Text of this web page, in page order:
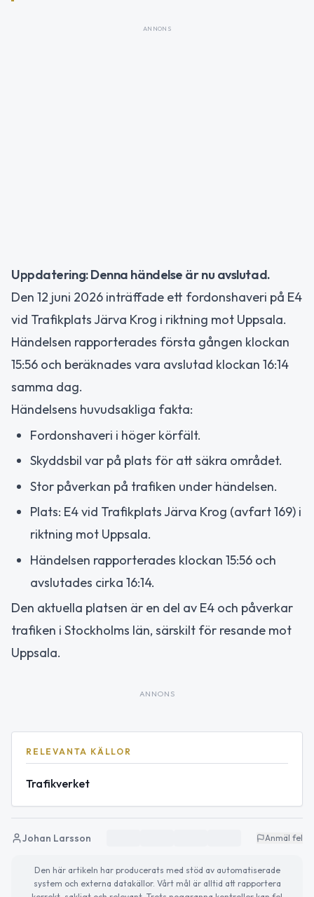
ANNONS
Uppdatering: Denna händelse är nu avslutad.
Den 12 juni 2026 inträffade ett fordonshaveri på E4
vid Trafikplats Järva Krog i riktning mot Uppsala.
Händelsen rapporterades första gången klockan
15:56 och beräknades vara avslutad klockan 16:14
samma dag.
Händelsens huvudsakliga fakta:
Fordonshaveri i höger körfält.
Skyddsbil var på plats för att säkra området.
Stor påverkan på trafiken under händelsen.
Plats: E4 vid Trafikplats Järva Krog (avfart 169) i
riktning mot Uppsala.
Händelsen rapporterades klockan 15:56 och
avslutades cirka 16:14.
Den aktuella platsen är en del av E4 och påverkar
trafiken i Stockholms län, särskilt för resande mot
Uppsala.
ANNONS
RELEVANTA KÄLLOR
Trafikverket
Johan Larsson Anmäl fel
Den här artikeln har producerats med stöd av automatiserade
system och externa datakällor. Vårt mål är alltid att rapportera